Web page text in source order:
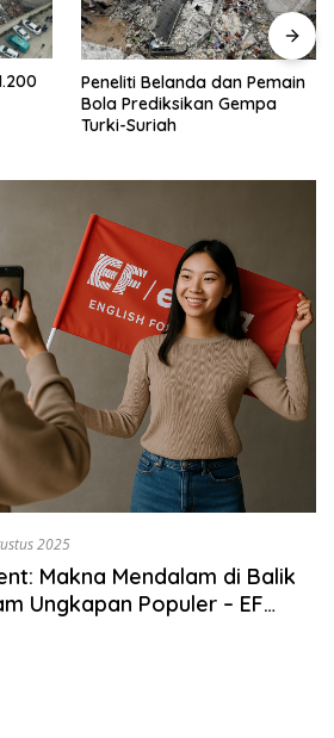
Peneliti Belanda dan Pemain
Bola Prediksikan Gempa
Turki-Suriah
2025
Makna Mendalam di Balik
Ungkapan Populer – EF